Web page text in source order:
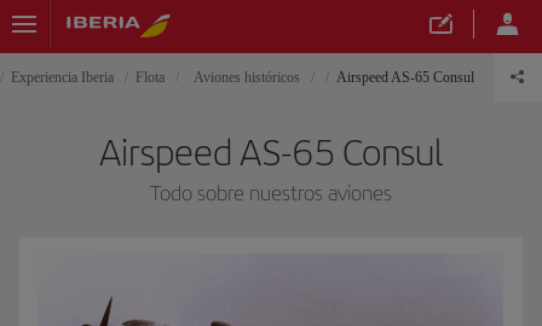
Experiencia Iberia Flota Aviones históricos Airspeed AS-65 Consul
Airspeed AS-65 Consul
Todo sobre nuestros aviones